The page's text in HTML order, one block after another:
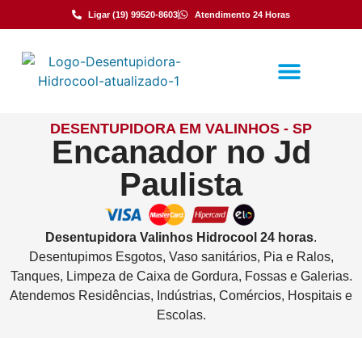
Ligar (19) 99520-8603 Atendimento 24 Horas
DESENTUPIDORA EM VALINHOS - SP
Encanador no Jd
Paulista
Desentupidora Valinhos Hidrocool 24 horas.
Desentupimos Esgotos, Vaso sanitários, Pia e Ralos,
Tanques, Limpeza de Caixa de Gordura, Fossas e Galerias.
Atendemos Residências, Indústrias, Comércios, Hospitais e
Escolas.